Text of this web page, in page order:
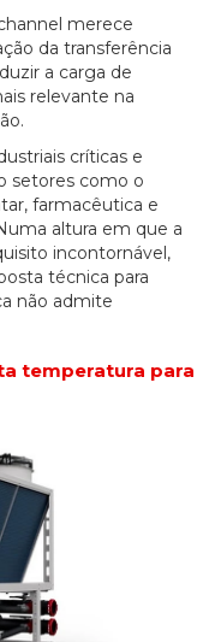
merece
da transferência
a carga de
relevante na
críticas e
setores como o
farmacêutica e
altura em que a
incontornável,
técnica para
não admite
temperatura para